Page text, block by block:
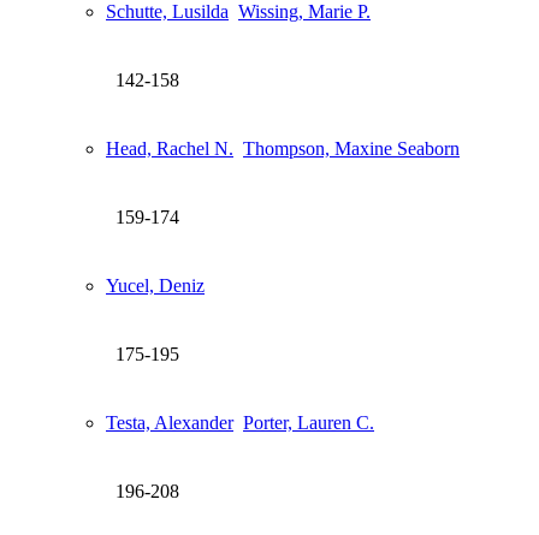
Schutte, Lusilda Wissing, Marie P.
142-158
Head, Rachel N. Thompson, Maxine Seaborn
159-174
Yucel, Deniz
175-195
Testa, Alexander Porter, Lauren C.
196-208